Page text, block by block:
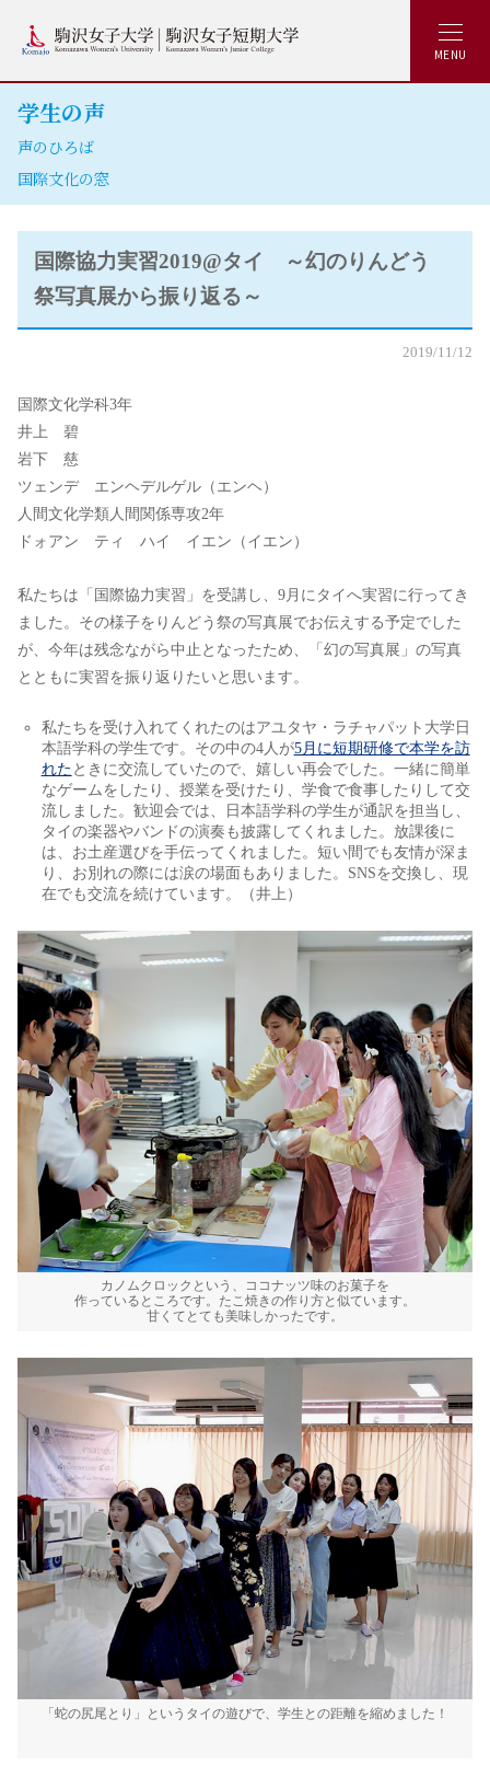
MENU
学生の声
声のひろば
国際文化の窓
国際協力実習2019@タイ ～幻のりんどう
祭写真展から振り返る～
2019/11/12
国際文化学科3年
井上 碧
岩下 慈
ツェンデ エンヘデルゲル（エンヘ）
人間文化学類人間関係専攻2年
ドォアン ティ ハイ イエン（イエン）
私たちは「国際協力実習」を受講し、9月にタイへ実習に行ってき
ました。その様子をりんどう祭の写真展でお伝えする予定でした
が、今年は残念ながら中止となったため、「幻の写真展」の写真
とともに実習を振り返りたいと思います。
私たちを受け入れてくれたのはアユタヤ・ラチャパット大学日
本語学科の学生です。その中の4人が5月に短期研修で本学を訪
れたときに交流していたので、嬉しい再会でした。一緒に簡単
なゲームをしたり、授業を受けたり、学食で食事したりして交
流しました。歓迎会では、日本語学科の学生が通訳を担当し、
タイの楽器やバンドの演奏も披露してくれました。放課後に
は、お土産選びを手伝ってくれました。短い間でも友情が深ま
り、お別れの際には涙の場面もありました。SNSを交換し、現
在でも交流を続けています。（井上）
カノムクロックという、ココナッツ味のお菓子を
作っているところです。たこ焼きの作り方と似ています。
甘くてとても美味しかったです。
「蛇の尻尾とり」というタイの遊びで、学生との距離を縮めました！